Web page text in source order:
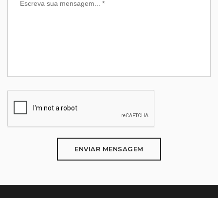
ENVIAR MENSAGEM